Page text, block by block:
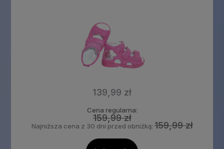
139,99 zł
Cena regularna:
159,99 zł
Najniższa cena z 30 dni przed obniżką:159,99 zł